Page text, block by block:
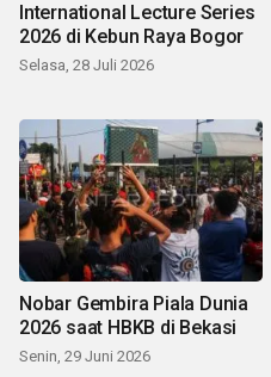
International Lecture Series
2026 di Kebun Raya Bogor
Selasa, 28 Juli 2026
Nobar Gembira Piala Dunia
2026 saat HBKB di Bekasi
Senin, 29 Juni 2026